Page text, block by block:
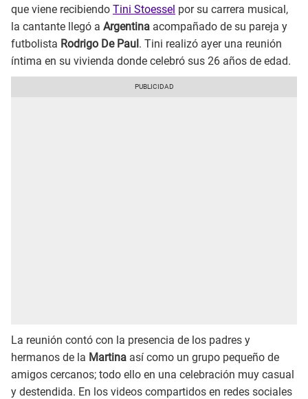
que viene recibiendo Tini Stoessel por su carrera musical,
la cantante llegó a Argentina acompañado de su pareja y
futbolista Rodrigo De Paul . Tini realizó ayer una reunión
íntima en su vivienda donde celebró sus 26 años de edad.
La reunión contó con la presencia de los padres y
hermanos de la Martina así como un grupo pequeño de
amigos cercanos; todo ello en una celebración muy casual
y destendida. En los videos compartidos en redes sociales